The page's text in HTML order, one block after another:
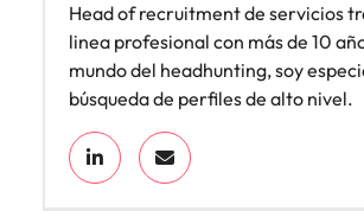
Head of recruitment de servicios
linea profesional con más de 10
mundo del headhunting, soy
búsqueda de perfiles de alto nivel.